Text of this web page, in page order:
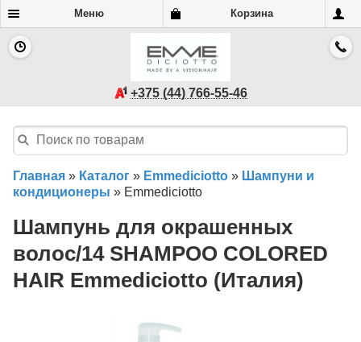
Меню Корзина
+375 (44) 766-55-46
Главная » Каталог » Emmediciotto » Шампуни и
кондиционеры » Emmediciotto
Шампунь для окрашенных
волос/14 SHAMPOO COLORED
HAIR Emmediciotto (Италия)